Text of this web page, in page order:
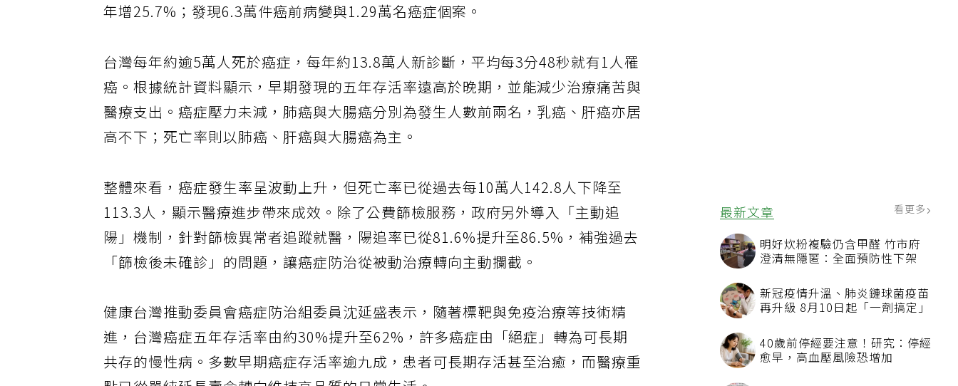
最新文章 看更多
明好炊粉複驗仍含甲醛 竹市府
澄清無隱匿：全面預防性下架
新冠疫情升溫、肺炎鏈球菌疫苗
再升級 8月10日起「一劑搞定」
40歲前停經要注意！研究：停經
愈早，高血壓風險恐增加
年增25.7%；發現6.3萬件癌前病變與1.29萬名癌症個案。
台灣每年約逾5萬人死於癌症，每年約13.8萬人新診斷，平均每3分48秒就有1人罹
癌。根據統計資料顯示，早期發現的五年存活率遠高於晚期，並能減少治療痛苦與
醫療支出。癌症壓力未減，肺癌與大腸癌分別為發生人數前兩名，乳癌、肝癌亦居
高不下；死亡率則以肺癌、肝癌與大腸癌為主。
整體來看，癌症發生率呈波動上升，但死亡率已從過去每10萬人142.8人下降至
113.3人，顯示醫療進步帶來成效。除了公費篩檢服務，政府另外導入「主動追
陽」機制，針對篩檢異常者追蹤就醫，陽追率已從81.6%提升至86.5%，補強過去
「篩檢後未確診」的問題，讓癌症防治從被動治療轉向主動攔截。
健康台灣推動委員會癌症防治組委員沈延盛表示，隨著標靶與免疫治療等技術精
進，台灣癌症五年存活率由約30%提升至62%，許多癌症由「絕症」轉為可長期
共存的慢性病。多數早期癌症存活率逾九成，患者可長期存活甚至治癒，而醫療重